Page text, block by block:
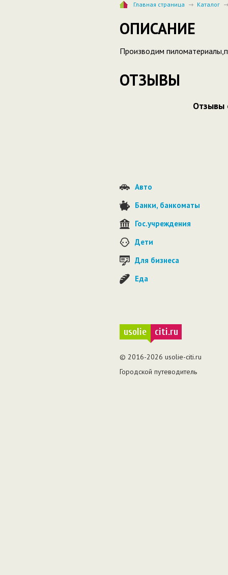
Главная страница Каталог
ОПИСАНИЕ
Производим
ОТЗЫВЫ
Отзывы
Авто
Банки, банкоматы
Гос.учреждения
Дети
Для бизнеса
Еда
usolie citi.ru
© 2016-2026 usolie-citi.ru
Городской путеводитель